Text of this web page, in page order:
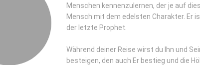
Menschen kennenzulernen, der je auf
Mensch mit dem edelsten Charakter. Er
der letzte Prophet.
Während deiner Reise wirst du Ihn und
besteigen, den auch Er bestieg und die